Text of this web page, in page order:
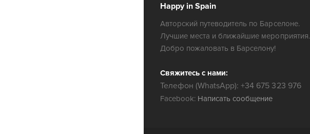
Happy in Spain
Авторский путеводитель по Барселоне.
Лучшие места и ближайшие мероприятия.
Добро пожаловать в Барселону!
Свяжитесь с нами:
Телефон (WhatsApp): +34 675 323 976
Facebook: Написать сообщение